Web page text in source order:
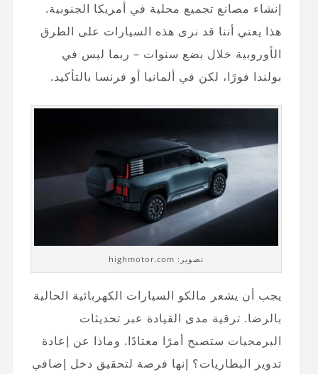
إنشاء مصانع تجميع محلية في أمريكا الجنوبية.
هذا يعني أننا قد نرى هذه السيارات على الطرق
الأوروبية خلال بضع سنوات – ربما ليس في
بولندا فورًا، لكن في ألمانيا أو فرنسا بالتأكيد.
تصوير: highmotor.com
يجب أن يشعر مالكو السيارات الكهربائية الحالية
بالرضا. ترقية مدى القيادة عبر تحديثات
البرمجيات ستصبح أمرًا معتادًا. وماذا عن إعادة
تدوير البطاريات؟ إنها فرصة لتحقيق دخل إضافي